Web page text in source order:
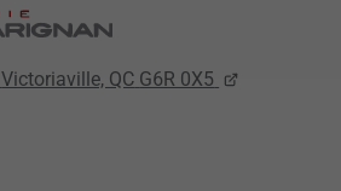
Victoriaville, QC G6R 0X5